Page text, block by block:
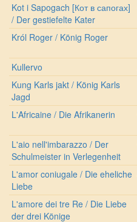
Kot i Sapogach [Кот в сапогах]
/ Der gestiefelte Kater
Król Roger / König Roger
Kullervo
Kung Karls jakt / König Karls
Jagd
L'Africaine / Die Afrikanerin
L'aio nell'imbarazzo / Der
Schulmeister in Verlegenheit
L'amor coniugale / Die eheliche
Liebe
L'amore dei tre Re / Die Liebe
der drei Könige